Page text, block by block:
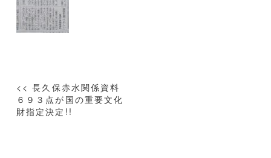
投
稿
ナ
<< 長久保赤水関係資料
６９３点が国の重要文化
財指定決定!!